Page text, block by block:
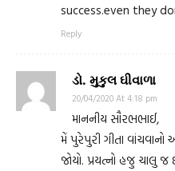
success.even they
Reply
ડો. મુકુલ ઘીવાળા
20/04/2020 At 4:18 pm
માનનીય સૌરભભાઈ,
મેં પુરેપુરી ગીતા
જોયો. પ્રયત્નો હજુ ચાલુ